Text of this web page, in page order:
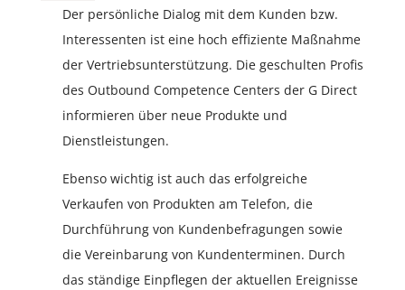
Der persönliche Dialog mit dem Kunden bzw.
Interessenten ist eine hoch effiziente Maßnahme
der Vertriebsunterstützung. Die geschulten Profis
des Outbound Competence Centers der G Direct
informieren über neue Produkte und
Dienstleistungen.
Ebenso wichtig ist auch das erfolgreiche
Verkaufen von Produkten am Telefon, die
Durchführung von Kundenbefragungen sowie
die Vereinbarung von Kundenterminen. Durch
das ständige Einpflegen der aktuellen Ereignisse